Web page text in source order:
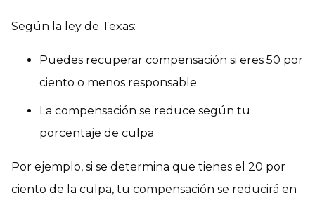
Según la ley de Texas:
Puedes recuperar compensación si eres 50 por
ciento o menos responsable
La compensación se reduce según tu
porcentaje de culpa
Por ejemplo, si se determina que tienes el 20 por
ciento de la culpa, tu compensación se reducirá en